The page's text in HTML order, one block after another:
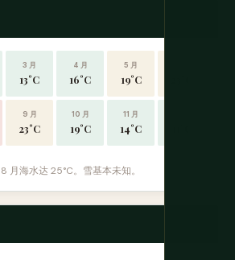
3 月
13°C
4 月
16°C
5 月
19°C
9 月
23°C
10 月
19°C
11 月
14°C
月海水达 25°C。雪基本未知。